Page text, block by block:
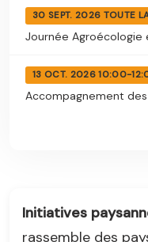
30 SEPT. 2026 TOUTE
Journée Agroécologie
13 OCT. 2026 10:00-
Accompagnement
Initiatives
rassemble des